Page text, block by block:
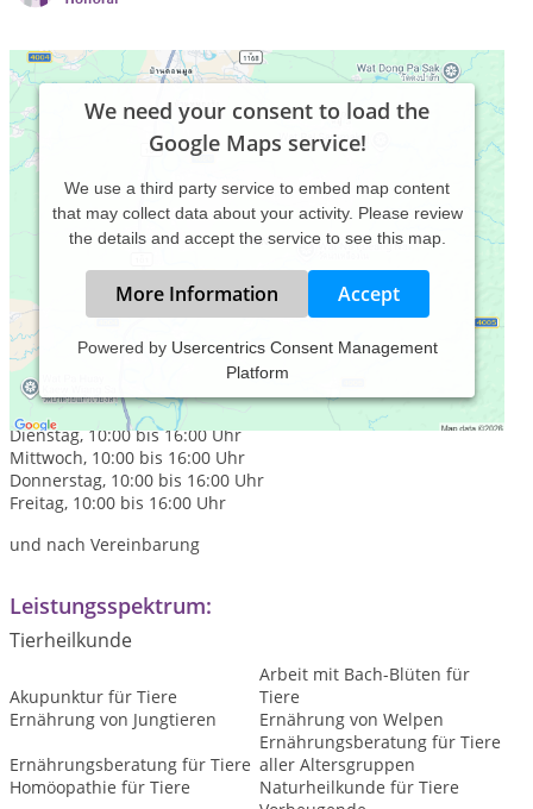
We need your consent to load the
Google Maps service!
We use a third party service to embed map content
that may collect data about your activity. Please review
the details and accept the service to see this map.
More Information Accept
Powered by Usercentrics Consent Management
Platform
Praxiszeiten:
Montag, 10:00 bis 16:00 Uhr
Dienstag, 10:00 bis 16:00 Uhr
Mittwoch, 10:00 bis 16:00 Uhr
Donnerstag, 10:00 bis 16:00 Uhr
Freitag, 10:00 bis 16:00 Uhr
und nach Vereinbarung
Leistungsspektrum:
Tierheilkunde
Akupunktur für Tiere
Arbeit mit Bach-Blüten für
Tiere
Ernährung von Jungtieren
Ernährung von Welpen
Ernährungsberatung für Tiere
Ernährungsberatung für Tiere
aller Altersgruppen
Homöopathie für Tiere
Naturheilkunde für Tiere